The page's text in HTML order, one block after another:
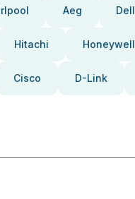
Aeg Dell
Hitachi Honeywell
Cisco D-Link